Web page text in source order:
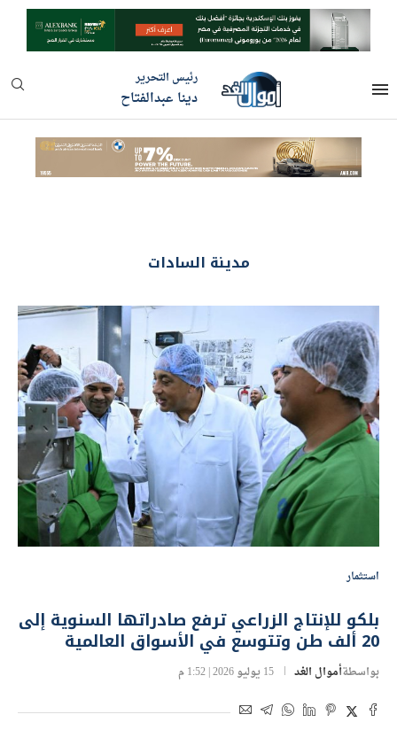
رئيس التحرير
دينا عبدالفتاح
مدينة السادات
استثمار
بلكو للإنتاج الزراعي ترفع صادراتها السنوية إلى
20 ألف طن وتتوسع في الأسواق العالمية
بواسطةأموال الغد 15 يوليو 2026 | 1:52 م